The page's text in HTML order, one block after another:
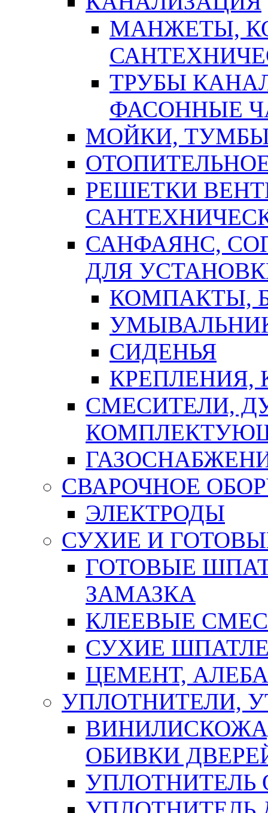
МАНЖЕТЫ,
ТРУБЫ
ФАСОННЫЕ
МОЙКИ,
РЕШЕТКИ
САНФАЯНС,
ДЛЯ
КОМПАКТЫ,
СИДЕНЬЯ
СМЕСИТЕЛИ,
СВАРОЧНОЕ
ЭЛЕКТРОДЫ
СУХИЕ И
ГОТОВЫЕ
ЗАМАЗКА
КЛЕЕВЫЕ
СУХИЕ
ЦЕМЕНТ,
УПЛОТНИТЕЛИ,
ОБИВКИ
УПЛОТНИТЕЛЬ